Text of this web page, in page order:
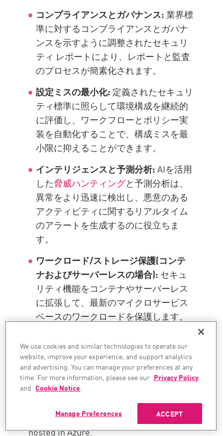
コンプライアンスとガバナンス:業界標
準に対するコンプライアンスとガバナ
ンスを示すように調整されたセキュリ
ティ レポートにより、レポートと監査
のプロセスが簡素化されます。
設定ミスの最小化: 定義されたセキュリ
ティ標準に照らして環境構成を継続的
に評価し、ワークフローとポリシー実
装を自動化することで、構成ミスを最
小限に抑えることができます。
インテリジェンスと予測分析:AIを活用
した脅威ハンティングと予測分析は、
異常をより迅速に検出し、悪意のある
アクティビティに関するリアルタイム
のアラートを生成するのに役立ちま
す。
ワークロード/ストレージ保護(コンテ
ナおよびサーバーレスの場合): セキュ
リティ機能をコンテナやサーバーレス
に拡張して、最新のマイクロサービス
ベースのワークロードを保護します。
Check Pointcan help you with all of the
above, as it comes prebuilt with these
features. It seamlessly integrates with
your Azure-native tools and augments the
security of your data and workloads
hosted in Azure.
We use cookies and similar technologies to operate our
website, improve your experience, and support analytics
and advertising. You can manage your preferences at any
time. For more information, please see our Privacy Policy
and Cookie Notice.
ACCEPT
Manage Preferences